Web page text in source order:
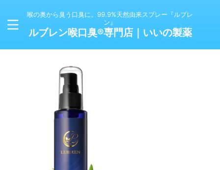
喉の奥から臭う口臭に。99.9%天然由来スプレー『ルブレ
ン』
ルブレン喉口臭®専門店｜いいの製薬